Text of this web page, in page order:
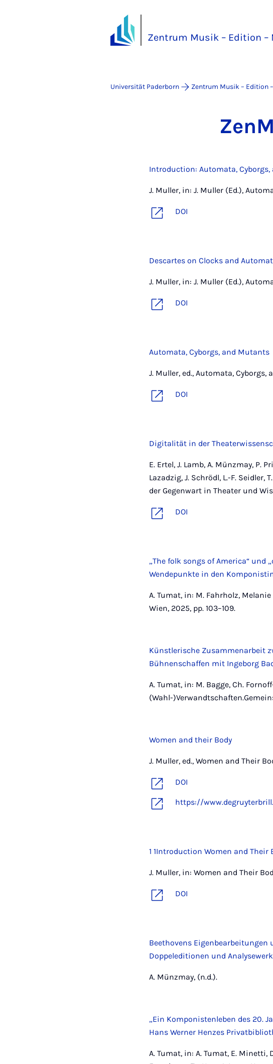
Zentrum Musik – Edition –
Universität Paderborn Zentrum Musik – Edition
Introduction: Automata,
J. Muller, in: J. Muller (Ed.),
DOI
Descartes on Clocks and
J. Muller, in: J. Muller (Ed.),
DOI
Automata, Cyborgs, and Mutants
J. Muller, ed., Automata,
DOI
Digitalität in der
E. Ertel, J. Lamb, A. Münzmay, P.
Lazadzig, J. Schrödl, L.-F.
der Gegenwart in Theater und
DOI
„The folk songs of America“ und
Wendepunkte in den
A. Tumat, in: M. Fahrholz,
Wien, 2025, pp. 103–109.
Künstlerische Zusammenarbeit
Bühnenschaffen mit Ingeborg
A. Tumat, in: M. Bagge, Ch.
(Wahl-
Women and their Body
J. Muller, ed., Women and Their
DOI
https://
1 1Introduction Women and Their
J. Muller, in: Women and Their
DOI
Beethovens
Doppeleditionen und
A. Münzmay, (n.d.).
„Ein Komponistenleben des 20.
Hans Werner Henzes
A. Tumat, in: A. Tumat, E. Minetti,